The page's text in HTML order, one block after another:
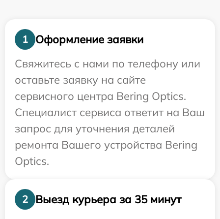
1
Оформление заявки
Свяжитесь с нами по телефону или
оставьте заявку на сайте
сервисного центра Bering Optics.
Специалист сервиса ответит на Ваш
запрос для уточнения деталей
ремонта Вашего устройства Bering
Optics.
2
Выезд курьера за 35 минут